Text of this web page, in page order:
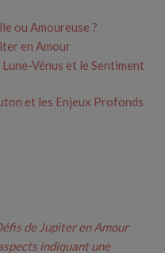
ou Amoureuse ?
en Amour
Vénus et le Sentiment
et les Enjeux Profonds
de Jupiter en Amour
indiquant une